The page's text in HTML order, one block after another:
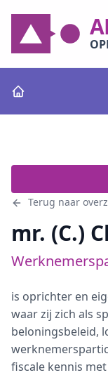
Terug naar
mr. (C.)
is oprichter en
waar zij zich als
beloningsbeleid,
fiscale kennis